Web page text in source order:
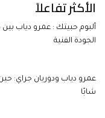
الأكثر تفاعلاً
ألبوم حبيتك : عمرو دياب
الجودة الفنية
عمرو دياب ودوريان جراي:
شابًا